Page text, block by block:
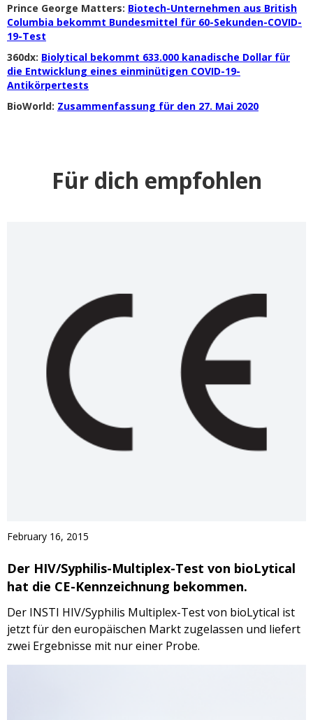
Prince George Matters: Biotech-Unternehmen aus British
Columbia bekommt Bundesmittel für 60-Sekunden-COVID-
19-Test
360dx: Biolytical bekommt 633.000 kanadische Dollar für
die Entwicklung eines einminütigen COVID-19-
Antikörpertests
BioWorld: Zusammenfassung für den 27. Mai 2020
Für dich empfohlen
February 16, 2015
Der HIV/Syphilis-Multiplex-Test von bioLytical
hat die CE-Kennzeichnung bekommen.
Der INSTI HIV/Syphilis Multiplex-Test von bioLytical ist
jetzt für den europäischen Markt zugelassen und liefert
zwei Ergebnisse mit nur einer Probe.